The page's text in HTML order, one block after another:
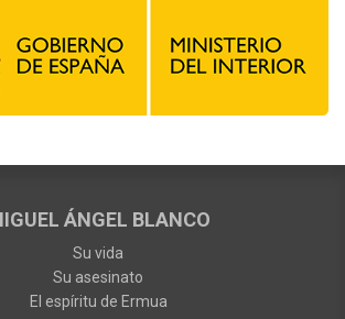
ÁNGEL BLANCO
Su vida
Su asesinato
El espíritu de Ermua